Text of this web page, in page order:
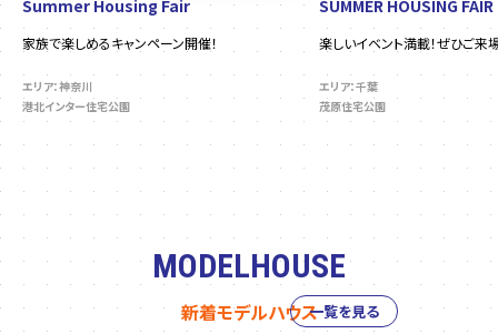
Summer Housing Fair
家族で楽しめるキャンペーン開催！
エリア：神奈川
港北インター住宅公園
SUMMER HOUSING FAIR
楽しいイベント満載！ぜひご来
エリア：千葉
茂原住宅公園
MODELHOUSE
新着モデルハウス一覧を見る